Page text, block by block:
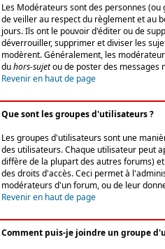
Les Modérateurs sont des personnes
de veiller au respect du règlement et au
jours. Ils ont le pouvoir d'éditer ou de
déverrouiller, supprimer et diviser les
modèrent. Généralement, les
duhors-sujetou de poster des messages
Revenir en haut de page
Que sont les groupes d'utilisateurs ?
Les groupes d'utilisateurs sont une
des utilisateurs. Chaque utilisateur peut
diffère de la plupart des autres forums)
des droits d'accès. Ceci permet à
modérateurs d'un forum, ou de leur
Revenir en haut de page
Comment puis-je joindre un groupe